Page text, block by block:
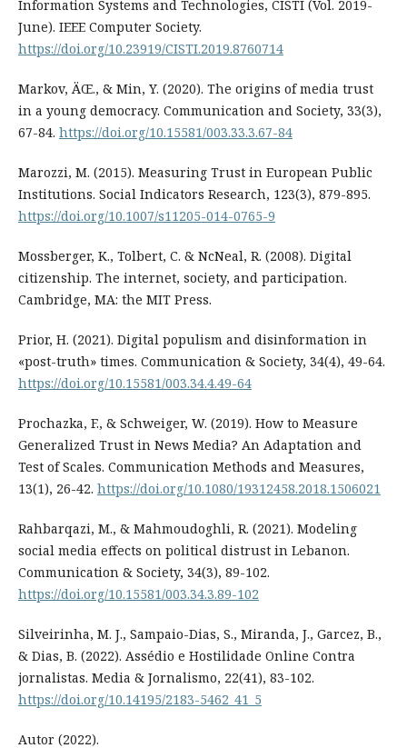
Information Systems and Technologies, CISTI (Vol. 2019-
June). IEEE Computer Society.
https://doi.org/10.23919/CISTI.2019.8760714
Markov, ÄŒ., & Min, Y. (2020). The origins of media trust
in a young democracy. Communication and Society, 33(3),
67-84. https://doi.org/10.15581/003.33.3.67-84
Marozzi, M. (2015). Measuring Trust in European Public
Institutions. Social Indicators Research, 123(3), 879-895.
https://doi.org/10.1007/s11205-014-0765-9
Mossberger, K., Tolbert, C. & NcNeal, R. (2008). Digital
citizenship. The internet, society, and participation.
Cambridge, MA: the MIT Press.
Prior, H. (2021). Digital populism and disinformation in
«post-truth» times. Communication & Society, 34(4), 49-64.
https://doi.org/10.15581/003.34.4.49-64
Prochazka, F., & Schweiger, W. (2019). How to Measure
Generalized Trust in News Media? An Adaptation and
Test of Scales. Communication Methods and Measures,
13(1), 26-42. https://doi.org/10.1080/19312458.2018.1506021
Rahbarqazi, M., & Mahmoudoghli, R. (2021). Modeling
social media effects on political distrust in Lebanon.
Communication & Society, 34(3), 89-102.
https://doi.org/10.15581/003.34.3.89-102
Silveirinha, M. J., Sampaio-Dias, S., Miranda, J., Garcez, B.,
& Dias, B. (2022). Assédio e Hostilidade Online Contra
jornalistas. Media & Jornalismo, 22(41), 83-102.
https://doi.org/10.14195/2183-5462_41_5
Autor (2022).